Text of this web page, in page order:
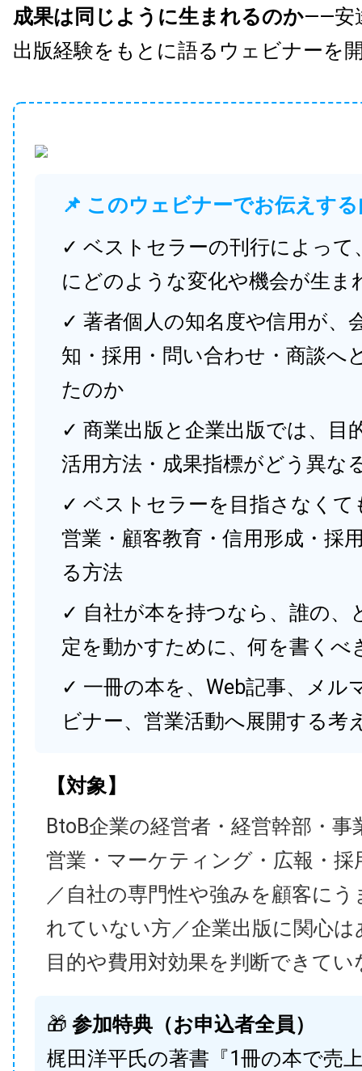
成果は同じように生まれるのか——安
出版経験をもとに語るウェビナーを
📌 このウェビナーでお伝えす
✓ ベストセラーの刊行によって
にどのような変化や機会が生ま
✓ 著者個人の知名度や信用が、
知・採用・問い合わせ・商談へ
たのか
✓ 商業出版と企業出版では、目
活用方法・成果指標がどう異な
✓ ベストセラーを目指さなくて
営業・顧客教育・信用形成・採
る方法
✓ 自社が本を持つなら、誰の、
定を動かすために、何を書くべ
✓ 一冊の本を、Web記事、メル
ビナー、営業活動へ展開する考
【対象】
BtoB企業の経営者・経営幹部・事
営業・マーケティング・広報・採
／自社の専門性や強みを顧客に
れていない方／企業出版に関心
目的や費用対効果を判断できてい
🎁 参加特典（お申込者全員）
梶田洋平氏の著書『1冊の本で売